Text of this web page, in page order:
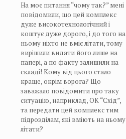
На моє питання “чому так?” мені
повідомили, що цей комплекс
дуже високотехнологічний і
коштує дуже дорого, і до того на
ньому ніхто не вміє літати, тому
вирішили видати його лише на
папері, а по факту залишили на
складі! Кому від цього стало
краще, окрім ворога? Що
заважало повідомити про таку
ситуацію, наприклад, ОК “Схід”,
та передати цей комплекс тим
підрозділам, які вміють на ньому
літати?